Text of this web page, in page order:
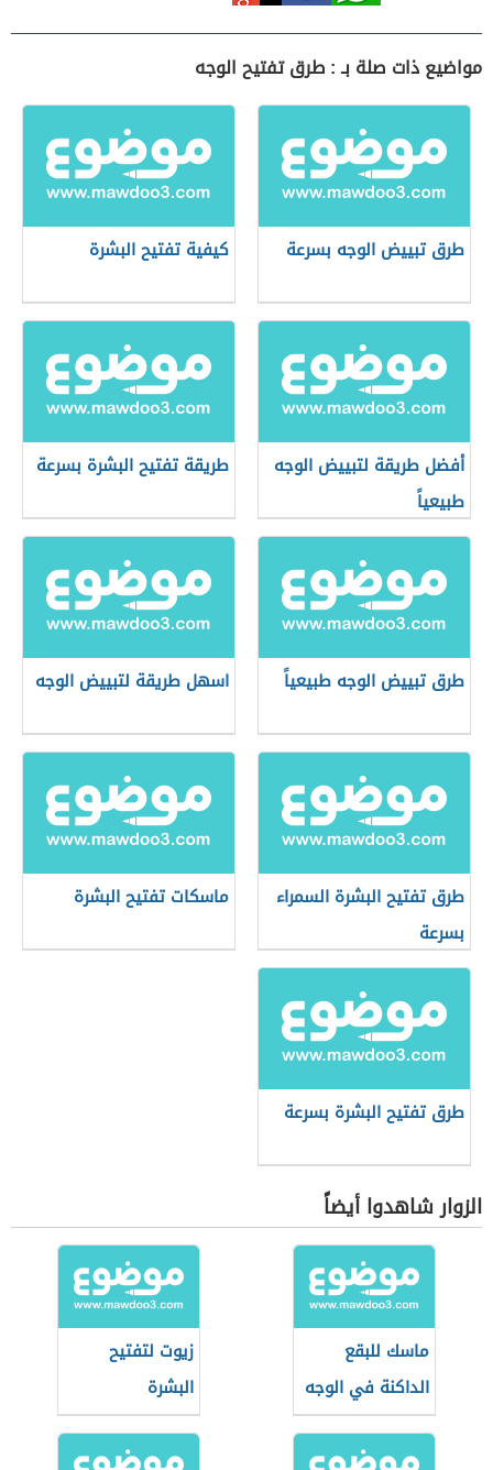
مواضيع ذات صلة بـ : طرق تفتيح الوجه
طرق تبييض الوجه بسرعة كيفية تفتيح البشرة
أفضل طريقة لتبييض الوجه
طبيعياً
طريقة تفتيح البشرة بسرعة
طرق تبييض الوجه طبيعياً اسهل طريقة لتبييض الوجه
طرق تفتيح البشرة السمراء
بسرعة
ماسكات تفتيح البشرة
طرق تفتيح البشرة بسرعة
الزوار شاهدوا أيضاً
ماسك للبقع
الداكنة في الوجه
زيوت لتفتيح
البشرة